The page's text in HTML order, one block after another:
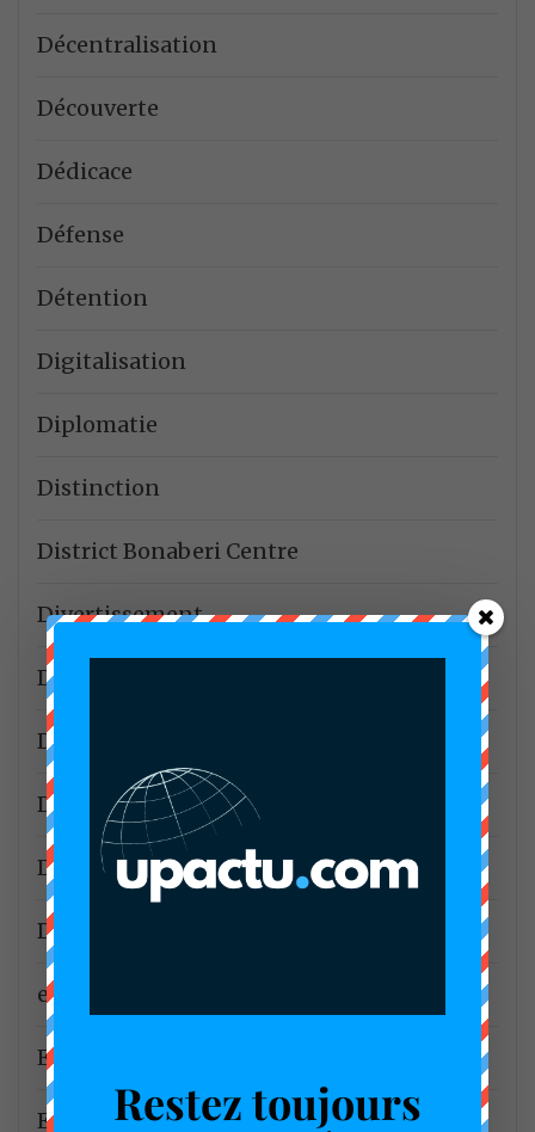
Décentralisation
Découverte
Dédicace
Défense
Détention
Digitalisation
Diplomatie
Distinction
District Bonaberi Centre
Divertissement
DLA2
Dla4
Douala3
Douane Camerounaine
Droit de l'homme
e-commerce
Ecobank Cameroun
EconomieRestez toujours